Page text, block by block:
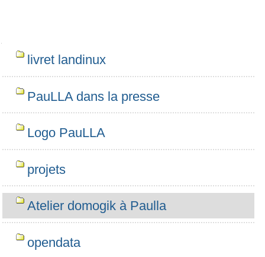
Navigation
livret landinux
PauLLA dans la presse
Logo PauLLA
projets
Atelier domogik à Paulla
opendata